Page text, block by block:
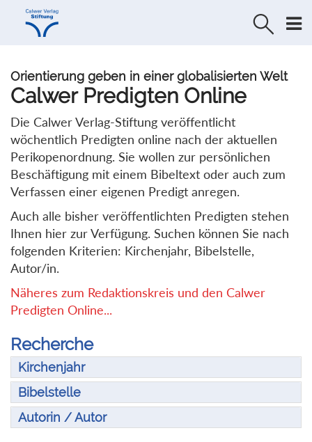
Direkt
Direkt
Orientierung geben in einer globalisierten Welt
Calwer Predigten Online
Die Calwer Verlag-Stiftung veröffentlicht
wöchentlich Predigten online nach der aktuellen
Perikopenordnung. Sie wollen zur persönlichen
Beschäftigung mit einem Bibeltext oder auch zum
Verfassen einer eigenen Predigt anregen.
Auch alle bisher veröffentlichten Predigten stehen
Ihnen hier zur Verfügung. Suchen können Sie nach
folgenden Kriterien: Kirchenjahr, Bibelstelle,
Autor/in.
Näheres zum Redaktionskreis und den Calwer
Predigten Online...
Recherche
Kirchenjahr
Bibelstelle
Autorin / Autor